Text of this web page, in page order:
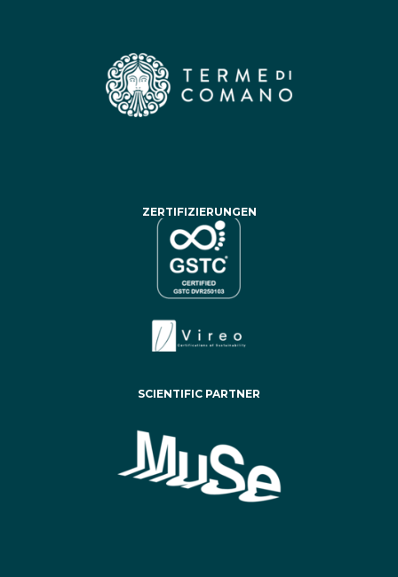
ZERTIFIZIERUNGEN
SCIENTIFIC PARTNER